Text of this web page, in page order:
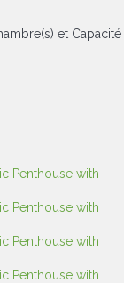
et Capacité